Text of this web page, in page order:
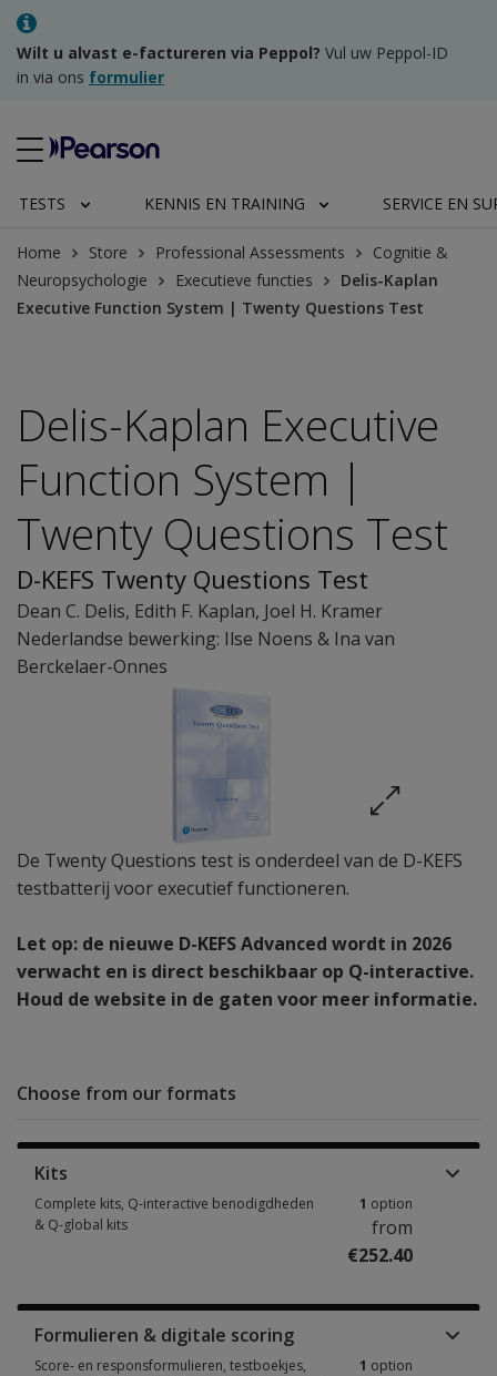
Wilt u alvast e-factureren via Peppol? Vul uw Peppol-ID
in via ons formulier
TESTS KENNIS EN TRAINING SERVICE EN
Home Store Professional Assessments
Cognitie &
Neuropsychologie
Executieve functies
Delis-Kaplan
Executive Function System | Twenty Questions Test
De Twenty Questions test is onderdeel van de D-KEFS
testbatterij voor executief functioneren.
Let op: de nieuwe D-KEFS Advanced wordt in 2026
verwacht en is direct beschikbaar op Q-interactive.
Houd de website in de gaten voor meer informatie.
Delis-Kaplan Executive
Function System |
Twenty Questions Test
D-KEFS Twenty Questions Test
Dean C. Delis, Edith F. Kaplan, Joel H. Kramer
Nederlandse bewerking: Ilse Noens & Ina van
Berckelaer-Onnes
Choose from our formats
Kits
Complete kits, Q-interactive benodigdheden
& Q-global kits
1 option
from
€252.40
Formulieren & digitale scoring
Score- en responsformulieren, testboekjes,
1 option